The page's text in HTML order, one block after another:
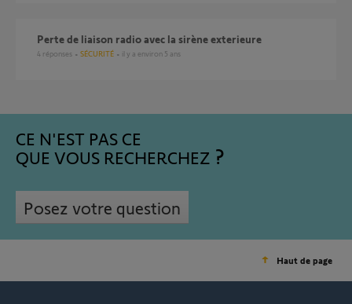
Perte de liaison radio avec la sirène exterieure
4 réponses SÉCURITÉ il y a environ 5 ans
CE N'EST PAS CE
QUE VOUS RECHERCHEZ
Posez votre question
Haut de page